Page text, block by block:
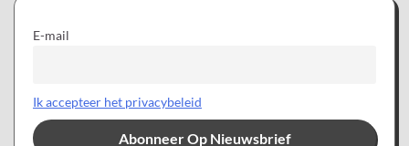
E-mail
Ik accepteer het privacybeleid